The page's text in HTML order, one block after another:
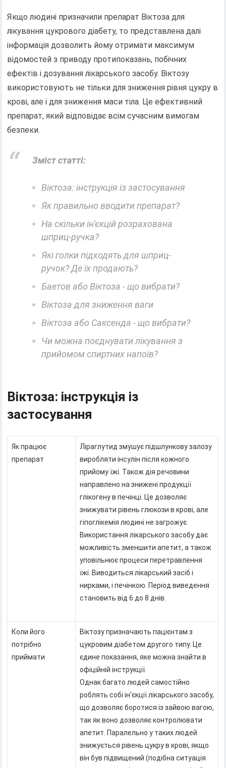
Якщо людині призначили препарат Віктоза для
лікування цукрового діабету, то представлена ​​далі
інформація дозволить йому отримати максимум
відомостей з приводу протипоказань, побічних
ефектів і дозування лікарського засобу. Віктозу
використовують не тільки для зниження рівня цукру в
крові, але і для зниження маси тіла. Це ефективний
препарат, який відповідає всім сучасним вимогам
безпеки.
Зміст статті:
Віктоза: інструкція із застосування
Як правильно вводити препарат?
На скільки ін'єкцій розрахована
шприц-ручка?
Які голки підходять для шприц-
ручок? Де їх продають?
Баетов або Віктоза - що вибрати?
Віктоза для зниження ваги
Віктоза або Саксенда - що вибрати?
Чи можна поєднувати лікування з
прийомом спиртних напоїв?
Віктоза: інструкція із
застосування
Як працює
препарат
Ліраглутид змушує підшлункову залозу
виробляти інсулін після кожного
прийому їжі. Також дія речовини
направлено на знижені продукції
глікогену в печінці. Це дозволяє
знижувати рівень глюкози в крові, але
гіпоглікемія людині не загрожує.
Використання лікарського засобу дає
можливість зменшити апетит, а також
уповільнює процеси перетравлення
їжі. Виводиться лікарський засіб і
нирками, і печінкою. Період виведення
становить від 6 до 8 днів.
Коли його
потрібно
приймати
Віктозу призначають пацієнтам з
цукровим діабетом другого типу. Це
єдине показання, яке можна знайти в
офіційній інструкції.
Однак багато людей самостійно
роблять собі ін'єкції лікарського засобу,
що дозволяє боротися із зайвою вагою,
так як воно дозволяє контролювати
апетит. Паралельно у таких людей
знижується рівень цукру в крові, якщо
він був підвищений (подібна ситуація